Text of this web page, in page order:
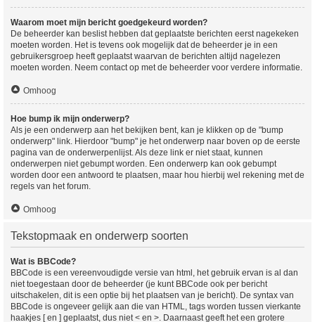
Waarom moet mijn bericht goedgekeurd worden?
De beheerder kan beslist hebben dat geplaatste berichten eerst nagekeken
moeten worden. Het is tevens ook mogelijk dat de beheerder je in een
gebruikersgroep heeft geplaatst waarvan de berichten altijd nagelezen
moeten worden. Neem contact op met de beheerder voor verdere informatie.
Omhoog
Hoe bump ik mijn onderwerp?
Als je een onderwerp aan het bekijken bent, kan je klikken op de "bump
onderwerp" link. Hierdoor "bump" je het onderwerp naar boven op de eerste
pagina van de onderwerpenlijst. Als deze link er niet staat, kunnen
onderwerpen niet gebumpt worden. Een onderwerp kan ook gebumpt
worden door een antwoord te plaatsen, maar hou hierbij wel rekening met de
regels van het forum.
Omhoog
Tekstopmaak en onderwerp soorten
Wat is BBCode?
BBCode is een vereenvoudigde versie van html, het gebruik ervan is al dan
niet toegestaan door de beheerder (je kunt BBCode ook per bericht
uitschakelen, dit is een optie bij het plaatsen van je bericht). De syntax van
BBCode is ongeveer gelijk aan die van HTML, tags worden tussen vierkante
haakjes [ en ] geplaatst, dus niet < en >. Daarnaast geeft het een grotere